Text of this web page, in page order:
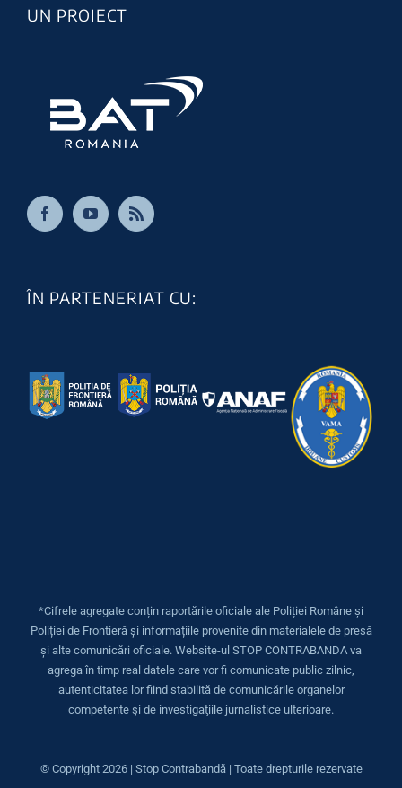
UN PROIECT
ÎN PARTENERIAT CU:
*Cifrele agregate conțin raportările oficiale ale Poliției Române și
Poliției de Frontieră și informațiile provenite din materialele de presă
și alte comunicări oficiale. Website-ul STOP CONTRABANDA va
agrega în timp real datele care vor fi comunicate public zilnic,
autenticitatea lor fiind stabilită de comunicările organelor
competente şi de investigaţiile jurnalistice ulterioare.
© Copyright 2026 | Stop Contrabandă | Toate drepturile rezervate